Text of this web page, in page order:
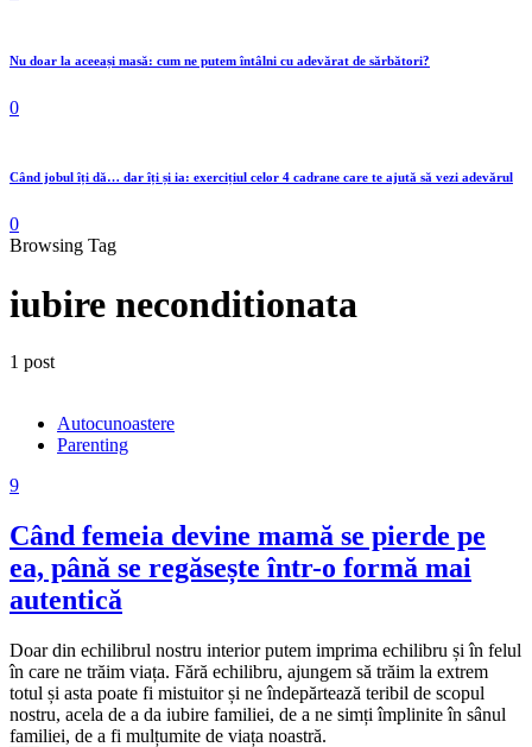
Nu doar la aceeași masă: cum ne putem întâlni cu adevărat de sărbători?
0
Când jobul îți dă… dar îți și ia: exercițiul celor 4 cadrane care te ajută să vezi adevărul
0
Browsing Tag
iubire neconditionata
1 post
Autocunoastere
Parenting
9
Când femeia devine mamă se pierde pe
ea, până se regăsește într-o formă mai
autentică
Doar din echilibrul nostru interior putem imprima echilibru și în felul
în care ne trăim viața. Fără echilibru, ajungem să trăim la extrem
totul și asta poate fi mistuitor și ne îndepărtează teribil de scopul
nostru, acela de a da iubire familiei, de a ne simți împlinite în sânul
familiei, de a fi mulțumite de viața noastră.